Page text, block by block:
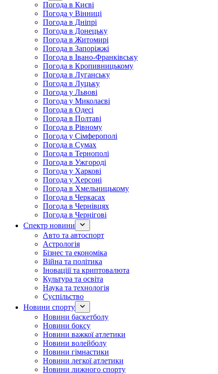
Погода в Києві
Погода у Вінниці
Погода в Дніпрі
Погода в Донецьку
Погода в Житомирі
Погода в Запоріжжі
Погода в Івано-Франківську
Погода в Кропивницькому
Погода в Луганську
Погода в Луцьку
Погода у Львові
Погода у Миколаєві
Погода в Одесі
Погода в Полтаві
Погода в Рівному
Погода у Сімферополі
Погода в Сумах
Погода в Тернополі
Погода в Ужгороді
Погода у Харкові
Погода у Херсоні
Погода в Хмельницькому
Погода в Черкасах
Погода в Чернівцях
Погода в Чернігові
Спектр новини
Авто та автоспорт
Астрологія
Бізнес та економіка
Війна та політика
Іноваціії та криптовалюта
Культура та освіта
Наука та технологія
Суспільство
Новини спорту
Новини баскетболу
Новини боксу
Новини важкої атлетики
Новини волейболу
Новини гімнастики
Новини легкої атлетики
Новини лижного спорту